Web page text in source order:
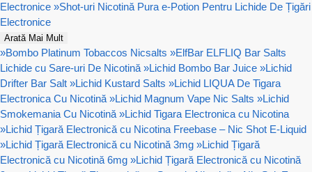
Electronice »Shot-uri Nicotină Pura e-Potion Pentru Lichide De Țigări
Electronice
Arată Mai Mult
»Bombo Platinum Tobaccos Nicsalts »ElfBar ELFLIQ Bar Salts
Lichide cu Sare-uri De Nicotină »Lichid Bombo Bar Juice »Lichid
Drifter Bar Salt »Lichid Kustard Salts »Lichid LIQUA De Tigara
Electronica Cu Nicotină »Lichid Magnum Vape Nic Salts »Lichid
Smokemania Cu Nicotină »Lichid Tigara Electronica cu Nicotina
»Lichid Țigară Electronică cu Nicotina Freebase – Nic Shot E-Liquid
»Lichid Țigară Electronică cu Nicotină 3mg »Lichid Țigară
Electronică cu Nicotină 6mg »Lichid Țigară Electronică cu Nicotină